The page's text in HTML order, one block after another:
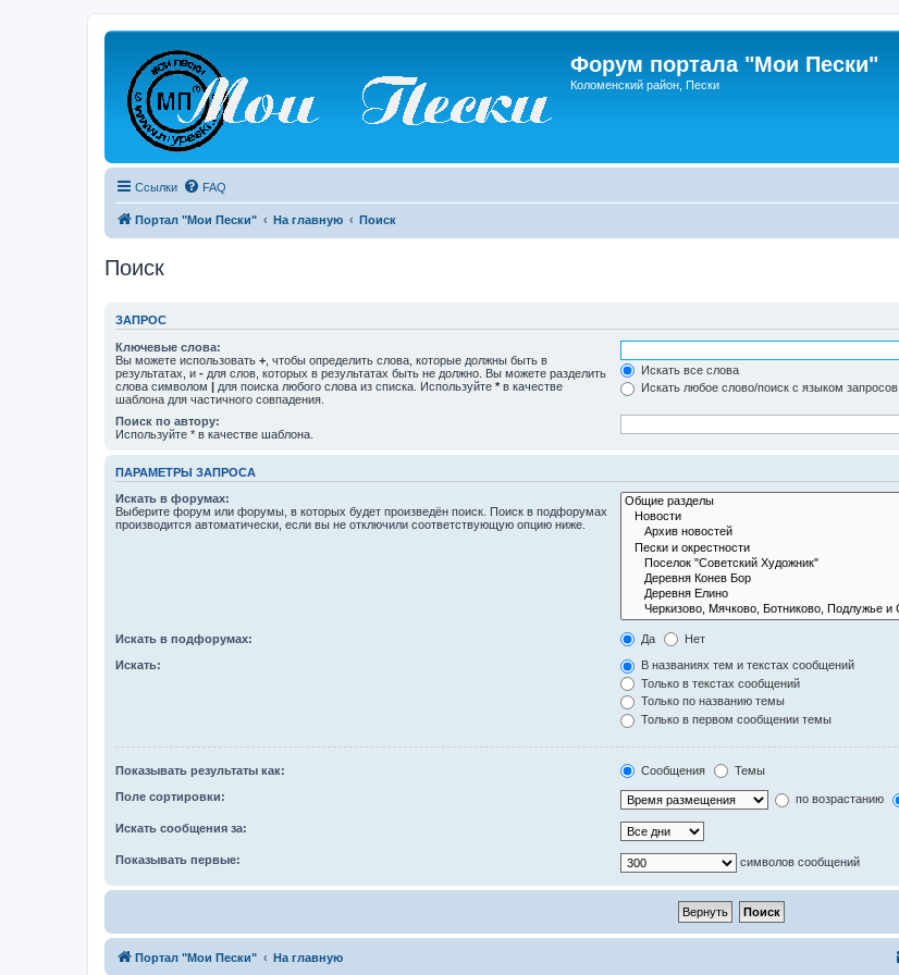
Форум портала "Мои Пески"
Коломенский район, Пески
Ссылки FAQ
Портал "Мои Пески" На главную Поиск
Поиск
ЗАПРОС
Ключевые слова:
Вы можете использовать + , чтобы определить слова, которые должны быть в
результатах, и - для слов, которых в результатах быть не должно. Вы можете разделить
слова символом | для поиска любого слова из списка. Используйте * в качестве
шаблона для частичного совпадения.
Искать все слова
Искать любое слово/поиск с языком запросов
Поиск по автору:
Используйте * в качестве шаблона.
ПАРАМЕТРЫ ЗАПРОСА
Искать в форумах:
Выберите форум или форумы, в которых будет произведён поиск. Поиск в подфорумах
производится автоматически, если вы не отключили соответствующую опцию ниже.
Искать в подфорумах: Да Нет
Искать:
В названиях тем и текстах сообщений
Только в текстах сообщений
Только по названию темы
Только в первом сообщении темы
Показывать результаты как: Сообщения Темы
Поле сортировки: по возрастанию
Искать сообщения за:
Показывать первые: символов сообщений
Портал "Мои Пески" На главную